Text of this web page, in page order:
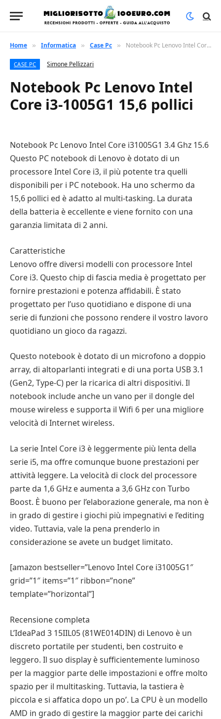
Home » Informatica » Case Pc » Notebook Pc Lenovo Intel Core i3-1005G1 15,6 pollici
CASE PC Simone Pellizzari
Notebook Pc Lenovo Intel
Core i3-1005G1 15,6 pollici
Notebook Pc Lenovo Intel Core i31005G1 3.4 Ghz 15.6
Questo PC notebook di Lenovo è dotato di un
processore Intel Core i3, il più potente tra quelli
disponibili per i PC notebook. Ha uno schermo da
15,6 pollici ed è adatto al multi-tasking. La durata
della batteria è eccellente e viene fornito con una
garanzia limitata di 2 anni.
Caratteristiche
Lenovo offre diversi modelli con processore Intel
Core i3. Questo chip di fascia media è progettato per
fornire prestazioni e potenza affidabili. È stato
progettato per l’uso quotidiano e dispone di una
serie di funzioni che possono rendere il vostro lavoro
quotidiano un gioco da ragazzi.
Questo notebook è dotato di un microfono a doppio
array, di altoparlanti integrati e di una porta USB 3.1
(Gen2, Type-C) per la ricarica di altri dispositivi. Il
notebook include anche un vano per il dongle del
mouse wireless e supporta il Wifi 6 per una migliore
velocità di Internet wireless.
La serie Intel Core i3 è leggermente più lenta della
serie i5, ma offre comunque buone prestazioni per
attività leggere. La velocità di clock del processore
parte da 1,6 GHz e aumenta a 3,6 GHz con Turbo
Boost. È buono per l’elaborazione generale, ma non è
in grado di gestire i giochi più impegnativi e l’editing
video. Tuttavia, vale la pena prenderlo in
considerazione se avete un budget limitato.
[amazon bestseller=”Lenovo Intel Core i31005G1″
grid=”1″ items=”1″ ribbon=”none”
template=”horizontal”]
Recensione completa
L’IdeaPad 3 15IIL05 (81WE014DIN) di Lenovo è un
discreto portatile per studenti, ben costruito e
leggero. Il suo display è sufficientemente luminoso
per la maggior parte delle impostazioni e offre molto
spazio per il multitasking. Tuttavia, la tastiera è
piccola e si affatica dopo un po’. La CPU è un modello
AMD in grado di gestire la maggior parte dei carichi